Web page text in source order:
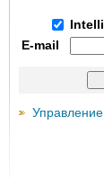
E-mail